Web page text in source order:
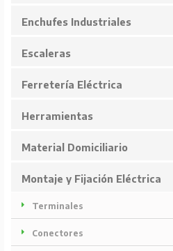
Enchufes Industriales
Escaleras
Ferretería Eléctrica
Herramientas
Material Domiciliario
Montaje y Fijación Eléctrica
Terminales
Conectores